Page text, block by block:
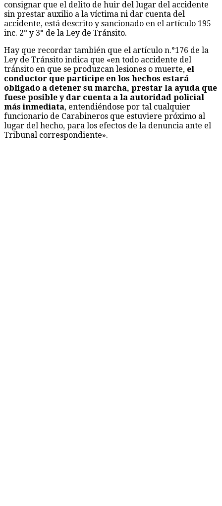
consignar que el delito de huir del lugar del accidente
sin prestar auxilio a la víctima ni dar cuenta del
accidente, está descrito y sancionado en el artículo 195
inc. 2° y 3° de la Ley de Tránsito.
Hay que recordar también que el artículo n.°176 de la
Ley de Tránsito indica que «en todo accidente del
tránsito en que se produzcan lesiones o muerte, el
conductor que participe en los hechos estará
obligado a detener su marcha, prestar la ayuda que
fuese posible y dar cuenta a la autoridad policial
más inmediata, entendiéndose por tal cualquier
funcionario de Carabineros que estuviere próximo al
lugar del hecho, para los efectos de la denuncia ante el
Tribunal correspondiente».